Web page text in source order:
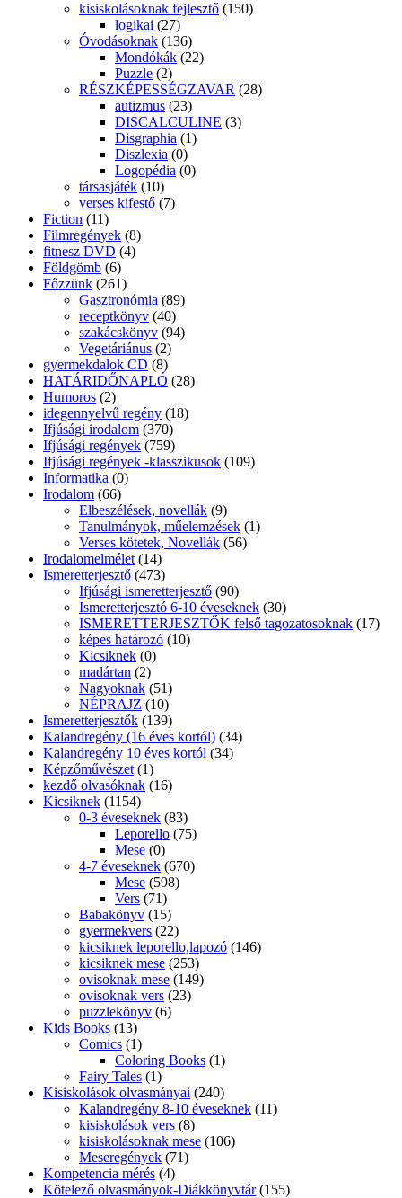
kisiskolásoknak fejlesztő (150)
logikai (27)
Óvodásoknak (136)
Mondókák (22)
Puzzle (2)
RÉSZKÉPESSÉGZAVAR (28)
autizmus (23)
DISCALCULINE (3)
Disgraphia (1)
Diszlexia (0)
Logopédia (0)
társasjáték (10)
verses kifestő (7)
Fiction (11)
Filmregények (8)
fitnesz DVD (4)
Földgömb (6)
Főzzünk (261)
Gasztronómia (89)
receptkönyv (40)
szakácskönyv (94)
Vegetáriánus (2)
gyermekdalok CD (8)
HATÁRIDŐNAPLÓ (28)
Humoros (2)
idegennyelvű regény (18)
Ifjúsági irodalom (370)
Ifjúsági regények (759)
Ifjúsági regények -klasszikusok (109)
Informatika (0)
Irodalom (66)
Elbeszélések, novellák (9)
Tanulmányok, műelemzések (1)
Verses kötetek, Novellák (56)
Irodalomelmélet (14)
Ismeretterjesztő (473)
Ifjúsági ismeretterjesztő (90)
Ismeretterjesztó 6-10 éveseknek (30)
ISMERETTERJESZTŐK felső tagozatosoknak (17)
képes határozó (10)
Kicsiknek (0)
madártan (2)
Nagyoknak (51)
NÉPRAJZ (10)
Ismeretterjesztők (139)
Kalandregény (16 éves kortól) (34)
Kalandregény 10 éves kortól (34)
Képzőművészet (1)
kezdő olvasóknak (16)
Kicsiknek (1154)
0-3 éveseknek (83)
Leporello (75)
Mese (0)
4-7 éveseknek (670)
Mese (598)
Vers (71)
Babakönyv (15)
gyermekvers (22)
kicsiknek leporello,lapozó (146)
kicsiknek mese (253)
ovisoknak mese (149)
ovisoknak vers (23)
puzzlekönyv (6)
Kids Books (13)
Comics (1)
Coloring Books (1)
Fairy Tales (1)
Kisiskolások olvasmányai (240)
Kalandregény 8-10 éveseknek (11)
kisiskolások vers (8)
kisiskolásoknak mese (106)
Meseregények (71)
Kompetencia mérés (4)
Kötelező olvasmányok-Diákkönyvtár (155)